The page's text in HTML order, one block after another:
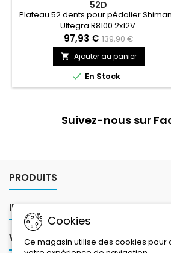
52D
Plateau 52 dents pour pédalier
Ultegra R8100 2x12V
97,93 € 139,90 €
 Ajouter au panier
 En Stock
Suivez-nous sur
PRODUITS
INFORMATIONS
VOTRE COMPTE
Cookies
Ce magasin utilise des cookies pour